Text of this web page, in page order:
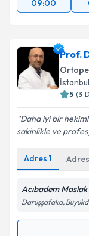
09:00
Prof.
İstanbul
5 (3
Daha iyi bir
sakinlikle ve
Adres 1 Adres
Acıbadem
Darüşşafaka,